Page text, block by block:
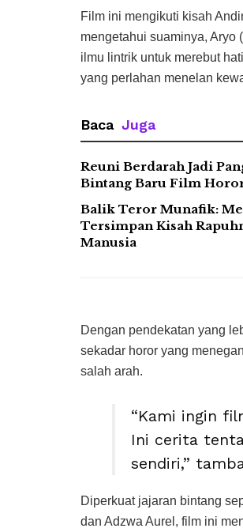
Film ini mengikuti kisah
mengetahui suaminya, Aryo
ilmu lintrik untuk merebut
yang perlahan menelan
Baca Juga
Reuni Berdarah Jadi
Bintang Baru Film
Balik Teror Munafik:
Tersimpan Kisah
Manusia
Dengan pendekatan yang
sekadar horor yang
salah arah.
“Kami ingin
Ini cerita
sendiri,”
Diperkuat jajaran bintang
dan Adzwa Aurel, film ini